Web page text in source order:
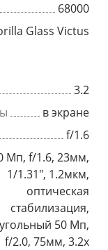
68000
Glass Victus
3.2
в экране
f/1.6
Мп, f/1.6, 23мм,
1/1.31", 1.2мкм,
оптическая
стабилизация,
50 Мп,
f/2.0, 75мм, 3.2x